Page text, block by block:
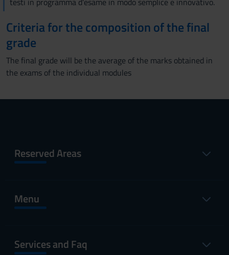
Criteria for the composition of the final
grade
The final grade will be the average of the marks obtained in
the exams of the individual modules
Reserved Areas
Menu
Services and Faq